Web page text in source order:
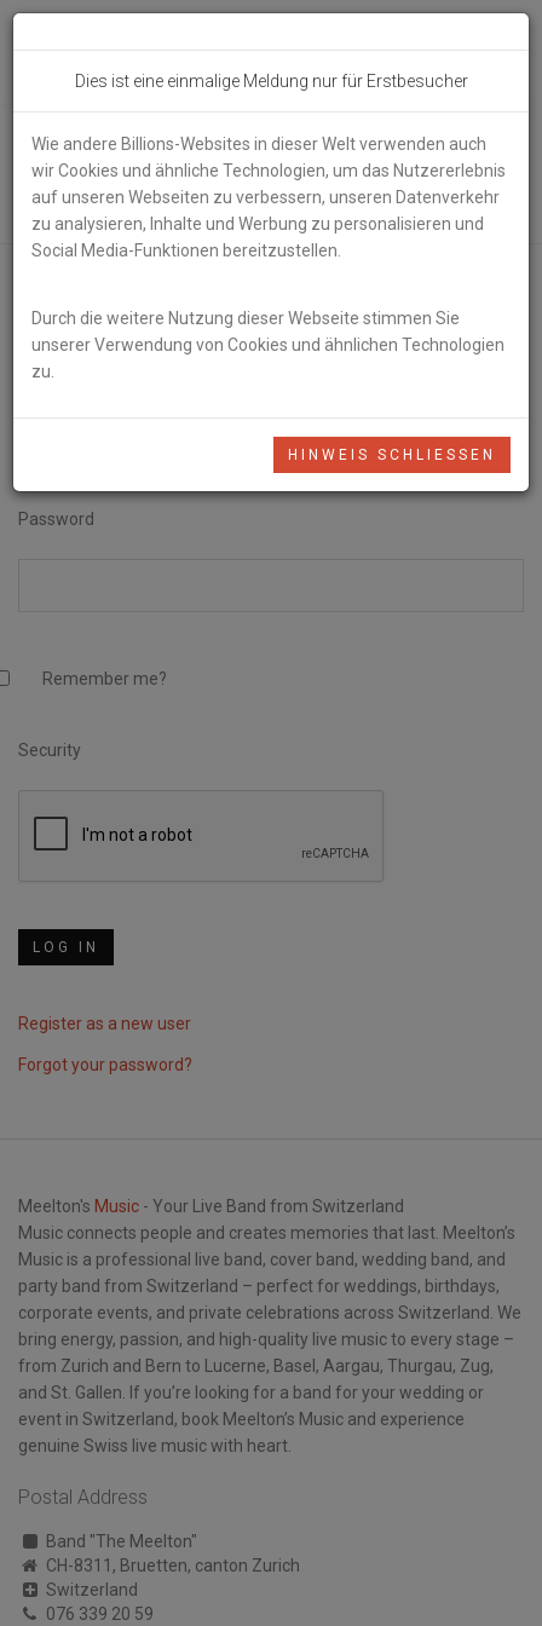
Dies ist eine einmalige Meldung nur für Erstbesucher
Wie andere Billions-Websites in dieser Welt verwenden auch
wir Cookies und ähnliche Technologien, um das Nutzererlebnis
auf unseren Webseiten zu verbessern, unseren Datenverkehr
zu analysieren, Inhalte und Werbung zu personalisieren und
Social Media-Funktionen bereitzustellen.
Durch die weitere Nutzung dieser Webseite stimmen Sie
unserer Verwendung von Cookies und ähnlichen Technologien
zu.
HINWEIS SCHLIESSEN
Log in
E-Mail
Password
Remember me?
Security
Register as a new user
Forgot your password?
Meelton's Music - Your Live Band from Switzerland
Music connects people and creates memories that last. Meelton’s
Music is a professional live band, cover band, wedding band, and
party band from Switzerland – perfect for weddings, birthdays,
corporate events, and private celebrations across Switzerland. We
bring energy, passion, and high-quality live music to every stage –
from Zurich and Bern to Lucerne, Basel, Aargau, Thurgau, Zug,
and St. Gallen. If you’re looking for a band for your wedding or
event in Switzerland, book Meelton’s Music and experience
genuine Swiss live music with heart.
Postal Address
Band "The Meelton"
CH-8311, Bruetten, canton Zurich
Switzerland
076 339 20 59